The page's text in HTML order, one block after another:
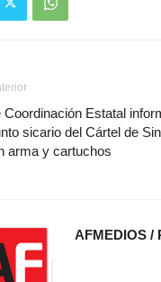
Coordinación Estatal
sicario del Cártel de
arma y cartuchos
AFMEDIOS /